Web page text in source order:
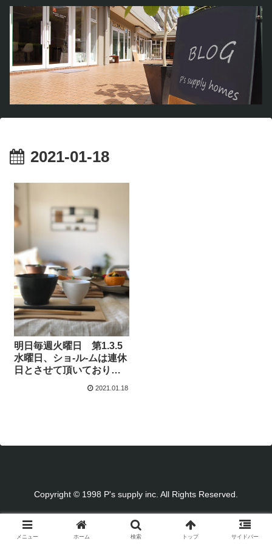
2021-01-18
明日毎週火曜日 第1.3.5
水曜日、ショ-ル-ムは連休
日とさせて頂いておりま
2021.01.18
Copyright © 1998 P's supply inc. All Rights Reserved.
メニュー ホーム 検索 トップ サイドバー